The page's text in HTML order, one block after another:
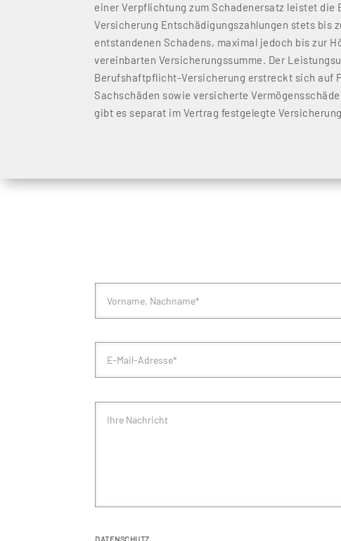
einer Verpflichtung zum Schadenersatz leistet
Versicherung Entschädigungszahlungen stets bis
entstandenen Schadens, maximal jedoch bis zur
vereinbarten Versicherungssumme. Der
Berufshaftpflicht-Versicherung erstreckt sich auf
Sachschäden sowie versicherte
gibt es separat im Vertrag festgelegte
DATENSCHUTZ